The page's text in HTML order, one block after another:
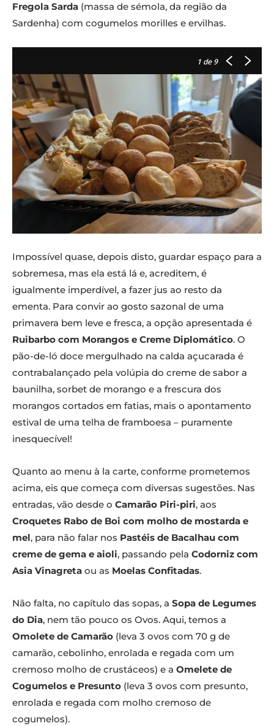
Fregola Sarda (massa de sémola, da região da
Sardenha) com cogumelos morilles e ervilhas.
1 de 9
Impossível quase, depois disto, guardar espaço para a
sobremesa, mas ela está lá e, acreditem, é
igualmente imperdível, a fazer jus ao resto da
ementa. Para convir ao gosto sazonal de uma
primavera bem leve e fresca, a opção apresentada é
Ruibarbo com Morangos e Creme Diplomático. O
pão-de-ló doce mergulhado na calda açucarada é
contrabalançado pela volúpia do creme de sabor a
baunilha, sorbet de morango e a frescura dos
morangos cortados em fatias, mais o apontamento
estival de uma telha de framboesa – puramente
inesquecível!
Quanto ao menu à la carte, conforme prometemos
acima, eis que começa com diversas sugestões. Nas
entradas, vão desde o Camarão Piri-piri, aos
Croquetes Rabo de Boi com molho de mostarda e
mel, para não falar nos Pastéis de Bacalhau com
creme de gema e aioli, passando pela Codorniz com
Asia Vinagreta ou as Moelas Confitadas.
Não falta, no capítulo das sopas, a Sopa de Legumes
do Dia, nem tão pouco os Ovos. Aqui, temos a
Omolete de Camarão (leva 3 ovos com 70 g de
camarão, cebolinho, enrolada e regada com um
cremoso molho de crustáceos) e a Omelete de
Cogumelos e Presunto (leva 3 ovos com presunto,
enrolada e regada com molho cremoso de
cogumelos).